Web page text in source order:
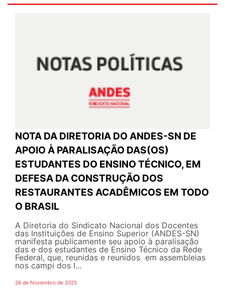
NOTA DA DIRETORIA DO ANDES-SN DE
APOIO À PARALISAÇÃO DAS(OS)
ESTUDANTES DO ENSINO TÉCNICO, EM
DEFESA DA CONSTRUÇÃO DOS
RESTAURANTES ACADÊMICOS EM TODO
O BRASIL
A Diretoria do Sindicato Nacional dos Docentes
das Instituições de Ensino Superior (ANDES-SN)
manifesta publicamente seu apoio à paralisação
das e dos estudantes de Ensino Técnico da Rede
Federal, que, reunidas e reunidos em assembleias
nos campi dos I...
26 de Novembro de 2025